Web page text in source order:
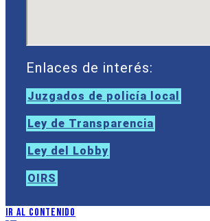
Enlaces de interés:
Juzgados de policía local
Ley de Transparencia
Ley del Lobby
OIRS
Ir al contenido